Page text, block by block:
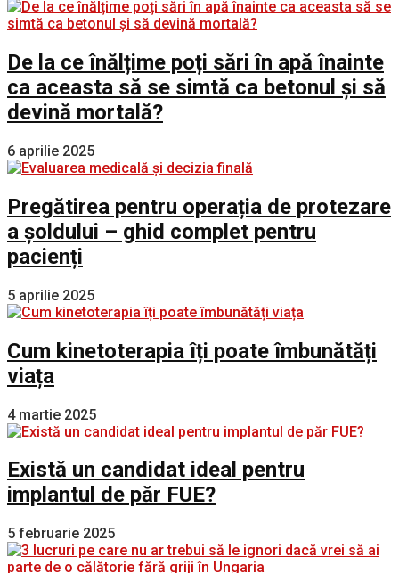
De la ce înălțime poți sări în apă înainte
ca aceasta să se simtă ca betonul și să
devină mortală?
6 aprilie 2025
Pregătirea pentru operația de protezare
a șoldului – ghid complet pentru
pacienți
5 aprilie 2025
Cum kinetoterapia îți poate îmbunătăți
viața
4 martie 2025
Există un candidat ideal pentru
implantul de păr FUE?
5 februarie 2025